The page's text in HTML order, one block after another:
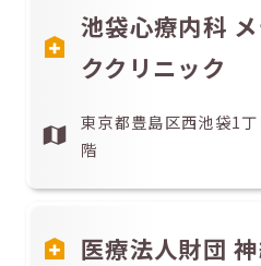
池袋心療内科
ククリニック
東京都豊島区西池袋1
階
医療法人財団